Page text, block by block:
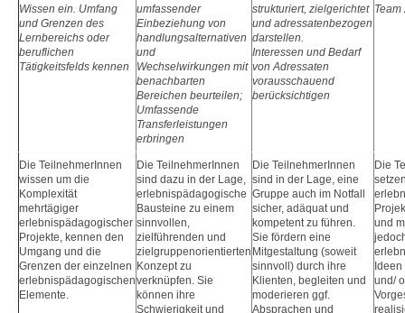
Wissen ein. Umfang
und Grenzen des
Lernbereichs oder
beruflichen
Tätigkeitsfelds kennen
umfassender
Einbeziehung von
handlungsalternativen
und
Wechselwirkungen mit
benachbarten
Bereichen beurteilen;
Umfassende
Transferleistungen
erbringen
strukturiert, zielgerichtet
und adressatenbezogen
darstellen.
Interessen und Bedarf
von Adressaten
vorausschauend
berücksichtigen
Team
Die TeilnehmerInnen
wissen um die
Komplexität
mehrtägiger
erlebnispädagogischer
Projekte, kennen den
Umgang und die
Grenzen der einzelnen
erlebnispädagogischen
Elemente.
Die TeilnehmerInnen
sind dazu in der Lage,
erlebnispädagogische
Bausteine zu einem
sinnvollen,
zielführenden und
zielgruppenorientierten
Konzept zu
verknüpfen. Sie
können ihre
Schwierigkeit und
Die TeilnehmerInnen
sind in der Lage, eine
Gruppe auch im Notfall
sicher, adäquat und
kompetent zu führen.
Sie fördern eine
Mitgestaltung (soweit
sinnvoll) durch ihre
Klienten, begleiten und
moderieren ggf.
Absprachen und
Die
und
und/